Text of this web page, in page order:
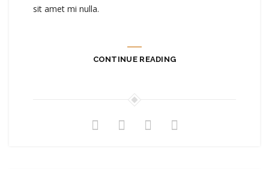
sit amet mi nulla.
CONTINUE READING